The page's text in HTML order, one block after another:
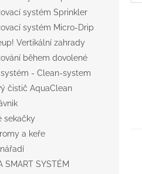
systém Sprinkler
systém Micro-Drip
Vertikální zahrady
během dovolené
- Clean-system
čistič AquaClean
sekačky
a keře
SMART SYSTÉM